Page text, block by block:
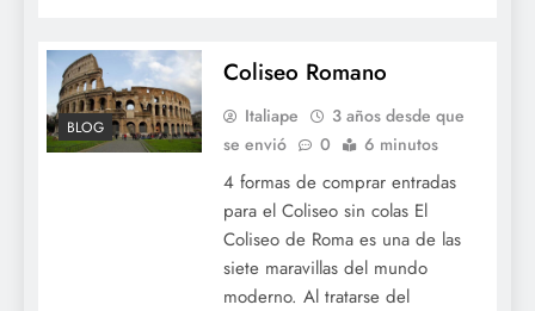
BLOG
Coliseo Romano
Italiape
3 años desde que
se envió
0 6 minutos
4 formas de comprar entradas
para el Coliseo sin colas El
Coliseo de Roma es una de las
siete maravillas del mundo
moderno. Al tratarse del